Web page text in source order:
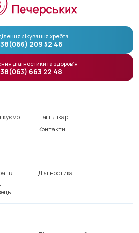
Наші лікарі
Контакти
Діагностика
лікування хребта
209 52 46
діагностики та здоров’я
663 22 48